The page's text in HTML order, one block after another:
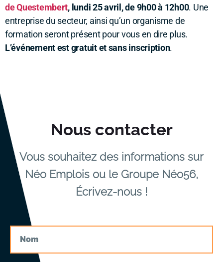
de Questembert, lundi 25 avril, de 9h00 à 12h00. Une
entreprise du secteur, ainsi qu’un organisme de
formation seront présent pour vous en dire plus.
L’événement est gratuit et sans inscription.
Nous contacter
Vous souhaitez des informations sur
Néo Emplois ou le Groupe Néo56,
Écrivez-nous !